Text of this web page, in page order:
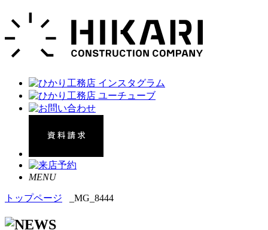
MENU
トップページ _MG_8444